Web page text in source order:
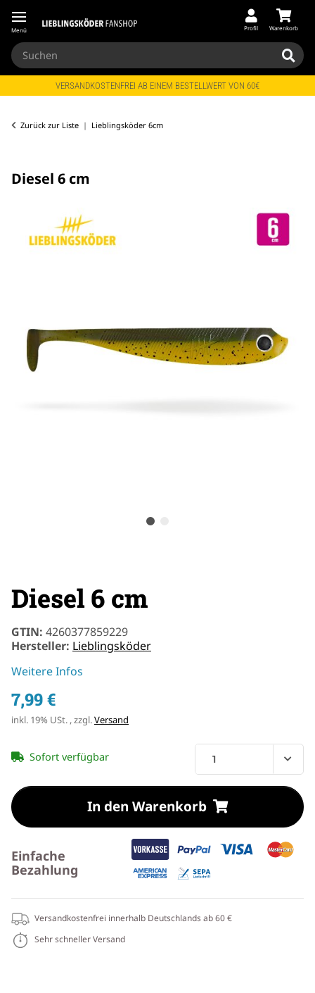
Menü Profil Warenkorb
VERSANDKOSTENFREI AB EINEM BESTELLWERT VON 60€
Zurück zur Liste Lieblingsköder 6cm
Diesel 6 cm
Diesel 6 cm
GTIN: 4260377859229
Hersteller: Lieblingsköder
Weitere Infos
7,99 €
inkl. 19% USt. , zzgl.Versand
Sofort verfügbar
In den Warenkorb
Einfache
Bezahlung
Versandkostenfrei innerhalb Deutschlands ab 60 €
Sehr schneller Versand